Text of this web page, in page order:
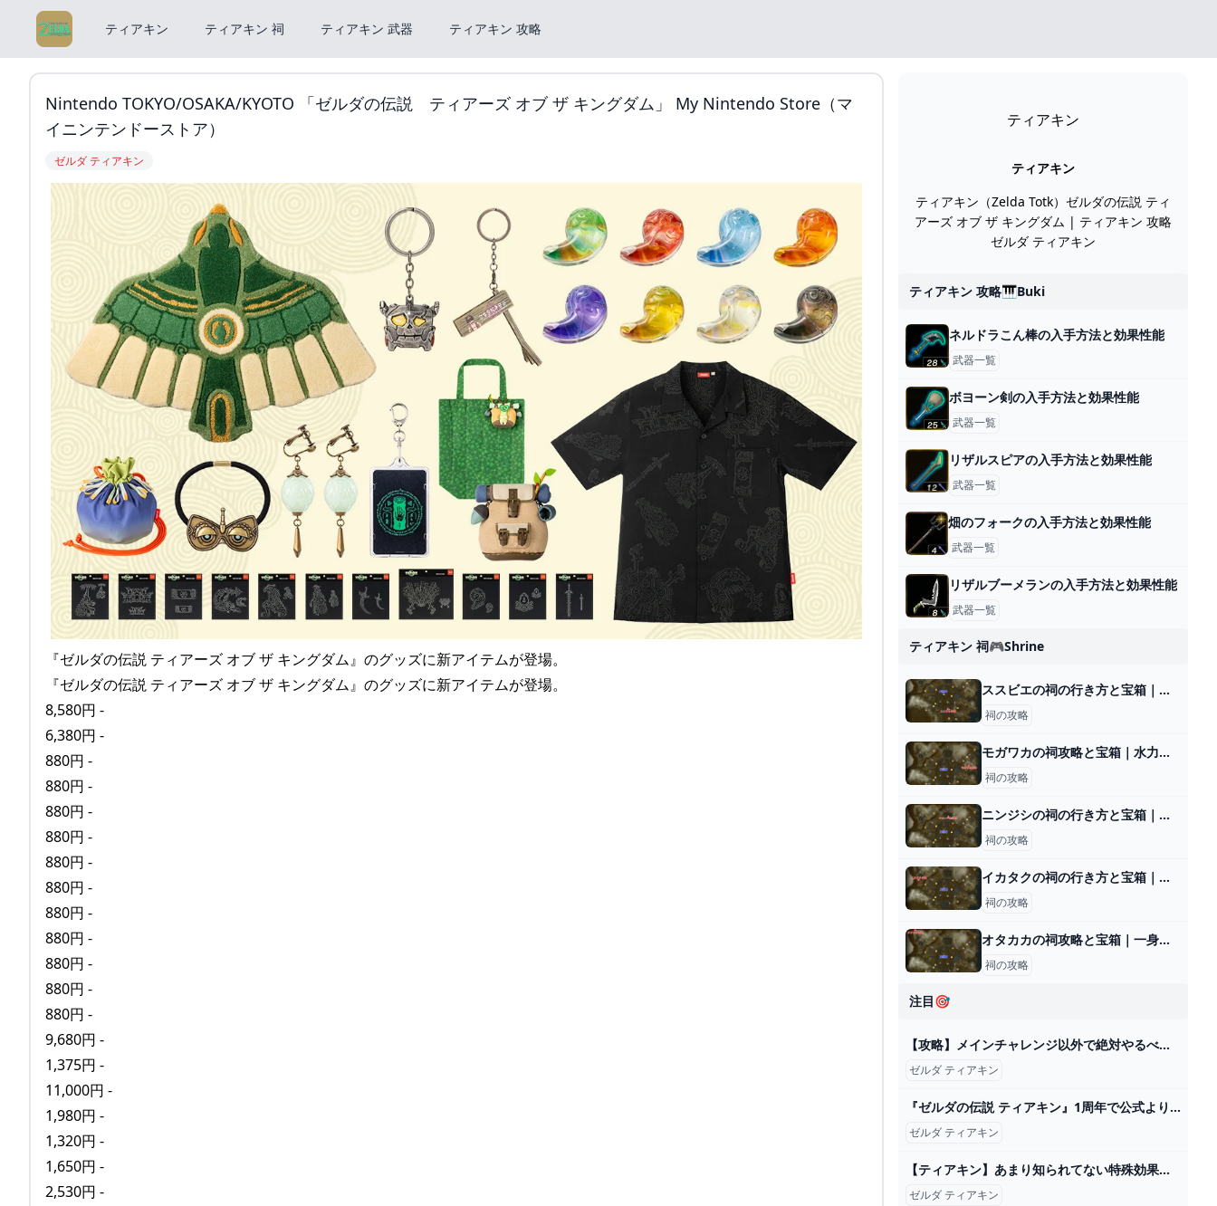
ティアキン ティアキン 祠 ティアキン 武器 ティアキン 攻略
Nintendo TOKYO/OSAKA/KYOTO 「ゼルダの伝説 ティアーズ オブ ザ キングダム」 My Nintendo Store（マ
イニンテンドーストア）
ゼルダ ティアキン
『ゼルダの伝説 ティアーズ オブ ザ キングダム』のグッズに新アイテムが登場。
『ゼルダの伝説 ティアーズ オブ ザ キングダム』のグッズに新アイテムが登場。
8,580円 -
6,380円 -
880円 -
880円 -
880円 -
880円 -
880円 -
880円 -
880円 -
880円 -
880円 -
880円 -
880円 -
9,680円 -
1,375円 -
11,000円 -
1,980円 -
1,320円 -
1,650円 -
2,530円 -
ティアキン
ティアキン
ティアキン（Zelda Totk）ゼルダの伝説 ティ
アーズ オブ ザ キングダム | ティアキン 攻略
ゼルダ ティアキン
ティアキン 攻略🎹buki
ネルドラこん棒の入手方法と効果性能
武器一覧
ボヨーン剣の入手方法と効果性能
武器一覧
リザルスピアの入手方法と効果性能
武器一覧
畑のフォークの入手方法と効果性能
武器一覧
リザルブーメランの入手方法と効果性能
武器一覧
ティアキン 祠🎮shrine
ススビエの祠の行き方と宝箱｜ラウルの祝福
祠の攻略
モガワカの祠攻略と宝箱｜水力発電
祠の攻略
ニンジシの祠の行き方と宝箱｜ラウルの祝福
祠の攻略
イカタクの祠の行き方と宝箱｜ロケットがなくなったら？
祠の攻略
オタカカの祠攻略と宝箱｜一身の戦い 計略
祠の攻略
注目🎯
【攻略】メインチャレンジ以外で絶対やるべきイベント9選【ゼルダの伝説ティアーズオブザキングダム/ティアキン】【ゆっくり解説】 - YouTube
ゼルダ ティアキン
『ゼルダの伝説 ティアキン』1周年で公式よりイラストが公開。1年前と異なり、しっかりと“手と手”をつなぐリンクとゼルダ（ファミ通.com） - Yahoo!ニュース
ゼルダ ティアキン
【ティアキン】あまり知られてない特殊効果が強すぎる武器10選【ゼルダの伝説ティアーズオブザキングダム/ティアキン】【ゆっくり解説】 - YouTube
ゼルダ ティアキン